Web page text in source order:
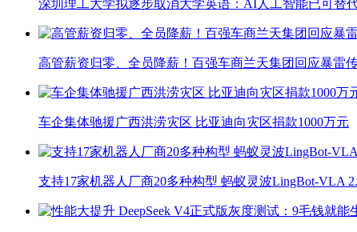
深圳理工大学拟逐步取消大学英语：AI人工智能已可替
高管薪资归零、全员降薪！百强车商兰天集团回应暴雷
车企集体驰援广西洪涝灾区 比亚迪向灾区捐款1000万元
支持17家机器人厂商20多种构型 蚂蚁灵波LingBot-VLA